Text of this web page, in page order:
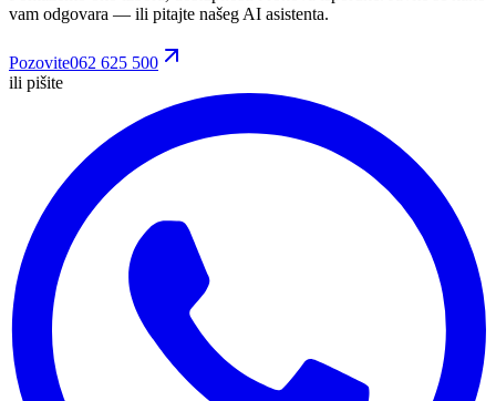
vam odgovara — ili pitajte našeg AI asistenta.
Pozovite062 625 500
ili pišite